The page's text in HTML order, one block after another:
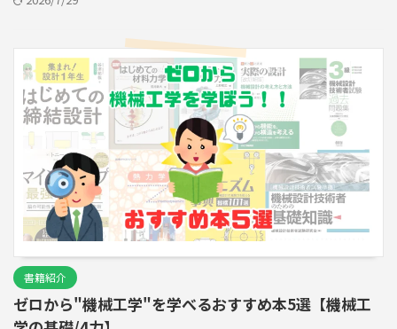
書籍紹介
ゼロから"機械工学"を学べるおすすめ本5選【機械工